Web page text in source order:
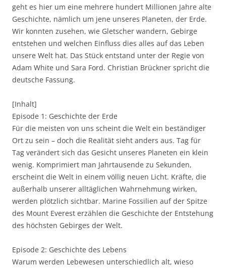
geht es hier um eine mehrere hundert Millionen Jahre alte
Geschichte, nämlich um jene unseres Planeten, der Erde.
Wir konnten zusehen, wie Gletscher wandern, Gebirge
entstehen und welchen Einfluss dies alles auf das Leben
unsere Welt hat. Das Stück entstand unter der Regie von
Adam White und Sara Ford. Christian Brückner spricht die
deutsche Fassung.
[Inhalt]
Episode 1: Geschichte der Erde
Für die meisten von uns scheint die Welt ein beständiger
Ort zu sein – doch die Realität sieht anders aus. Tag für
Tag verändert sich das Gesicht unseres Planeten ein klein
wenig. Komprimiert man Jahrtausende zu Sekunden,
erscheint die Welt in einem völlig neuen Licht. Kräfte, die
außerhalb unserer alltäglichen Wahrnehmung wirken,
werden plötzlich sichtbar. Marine Fossilien auf der Spitze
des Mount Everest erzählen die Geschichte der Entstehung
des höchsten Gebirges der Welt.
Episode 2: Geschichte des Lebens
Warum werden Lebewesen unterschiedlich alt, wieso